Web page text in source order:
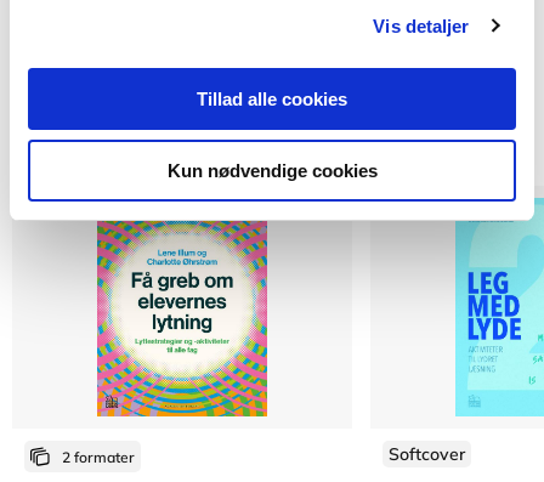
Vis detaljer
Tillad alle cookies
Kun nødvendige cookies
Titler i serien
2 formater
Softcover